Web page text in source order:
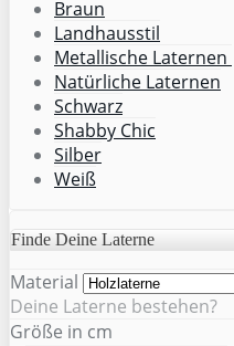
Braun
Landhausstil
Metallische Laternen
Natürliche Laternen
Schwarz
Shabby Chic
Silber
Weiß
Finde Deine Laterne
Material
Deine Laterne bestehen?
Größe in cm